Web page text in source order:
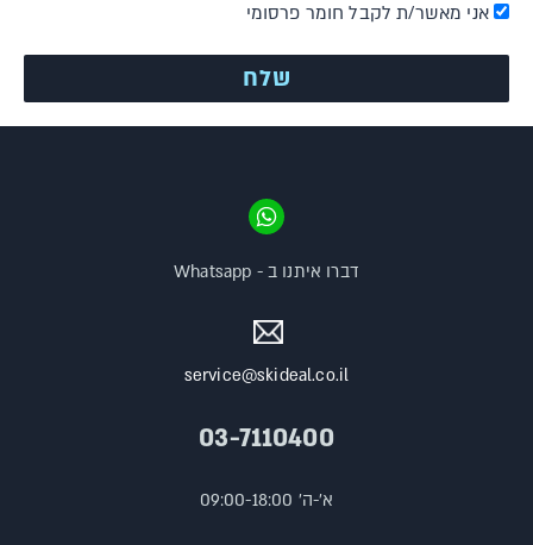
אני מאשר/ת לקבל חומר פרסומי
service@skideal.co.il
03-7110400
א'-ה' 09:00-18:00
דברו איתנו ב - Whatsapp